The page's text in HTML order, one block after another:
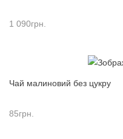
1 090грн.
Чай малиновий без цукру
85грн.